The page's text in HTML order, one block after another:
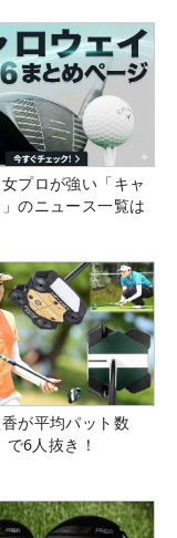
プロが強い「キャ
のニュース一覧は
が平均パット数
で6人抜き！